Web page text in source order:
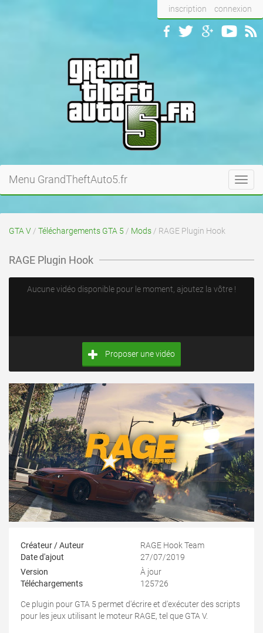
inscription connexion
Menu GrandTheftAuto5.fr
GTA V / Téléchargements GTA 5 / Mods / RAGE Plugin Hook
RAGE Plugin Hook
Aucune vidéo disponible pour le moment, ajoutez la vôtre !
Proposer une vidéo
Créateur / Auteur
RAGE Hook Team
Date d'ajout
27/07/2019
Version
À jour
Téléchargements
125726
Ce plugin pour GTA 5 permet d'écrire et d'exécuter des scripts
pour les jeux utilisant le moteur RAGE, tel que GTA V.